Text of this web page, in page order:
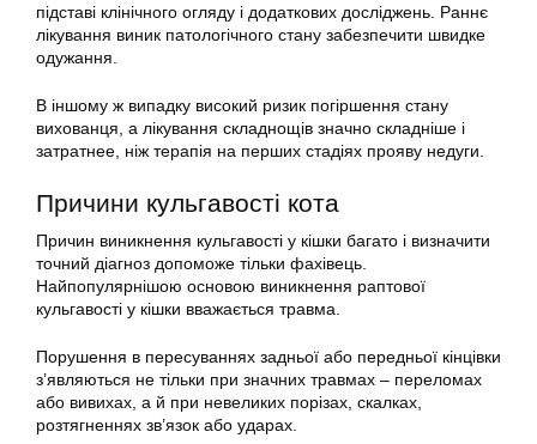
підставі клінічного огляду і додаткових досліджень. Раннє
лікування виник патологічного стану забезпечити швидке
одужання.
В іншому ж випадку високий ризик погіршення стану
вихованця, а лікування складнощів значно складніше і
затратнее, ніж терапія на перших стадіях прояву недуги.
Причини кульгавості кота
Причин виникнення кульгавості у кішки багато і визначити
точний діагноз допоможе тільки фахівець.
Найпопулярнішою основою виникнення раптової
кульгавості у кішки вважається травма.
Порушення в пересуваннях задньої або передньої кінцівки
з’являються не тільки при значних травмах – переломах
або вивихах, а й при невеликих порізах, скалках,
розтягненнях зв’язок або ударах.